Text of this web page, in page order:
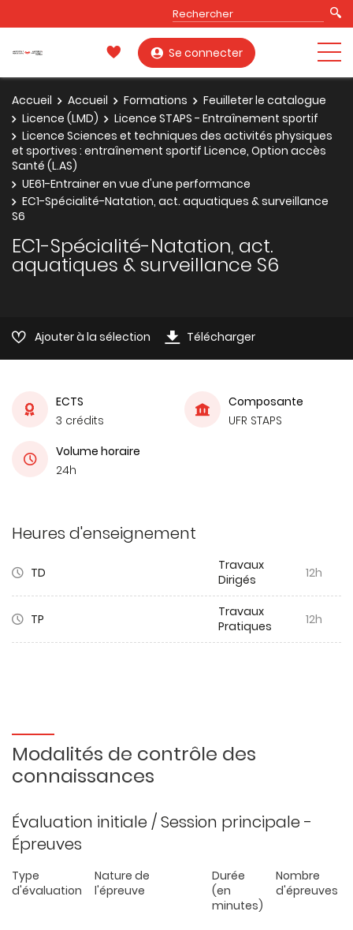
Se connecter
Accueil Accueil Formations
Feuilleter le catalogue
Licence (LMD)
Licence STAPS - Entraînement sportif
Licence Sciences et techniques des activités physiques
et sportives : entraînement sportif Licence, Option accès
Santé (L.AS)
UE61-Entrainer en vue d'une performance
EC1-Spécialité-Natation, act. aquatiques & surveillance
S6
EC1-Spécialité-Natation, act.
aquatiques & surveillance S6
Ajouter à la sélection Télécharger
ECTS
3 crédits
Composante
UFR STAPS
Volume horaire
24h
Heures d'enseignement
TD
Travaux
Dirigés
12h
TP
Travaux
Pratiques
12h
Modalités de contrôle des
connaissances
Évaluation initiale / Session principale -
Épreuves
Type
d'évaluation
Nature de
l'épreuve
Durée
(en
minutes)
Nombre
d'épreuves